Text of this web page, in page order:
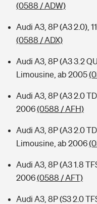
(0588 / ADW)
Audi A3, 8P (A3 2.0),
(0588 / ADX)
Audi A3, 8P (A3 3.2
Limousine, ab 2005
Audi A3, 8P (A3 2.0
2006(0588 / AFH)
Audi A3, 8P (A3 2.0
Limousine, ab 2006
Audi A3, 8P (A3 1.8
2006(0588 / AFT)
Audi A3, 8P (S3 2.0